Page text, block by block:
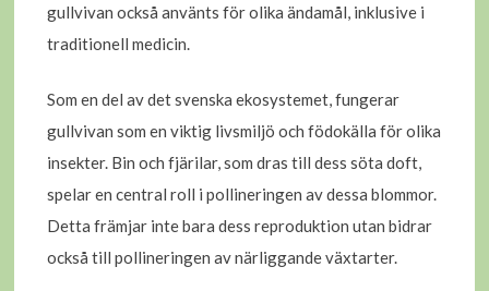
gullvivan också använts för olika ändamål, inklusive i
traditionell medicin.
Som en del av det svenska ekosystemet, fungerar
gullvivan som en viktig livsmiljö och födokälla för olika
insekter. Bin och fjärilar, som dras till dess söta doft,
spelar en central roll i pollineringen av dessa blommor.
Detta främjar inte bara dess reproduktion utan bidrar
också till pollineringen av närliggande växtarter.